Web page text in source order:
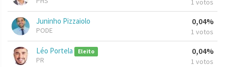
1 votos
Juninho Pizzaiolo
PODE
0,04%
1 votos
Léo Portela Eleito
PR
0,04%
1 votos